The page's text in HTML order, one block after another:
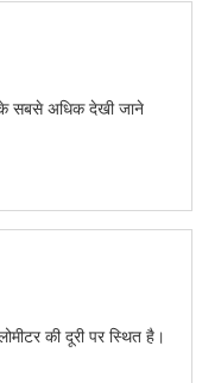
के सबसे अधिक देखी जाने
की दूरी पर स्थित है।